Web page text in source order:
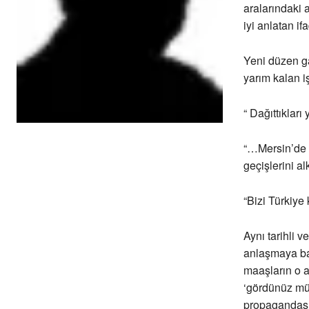
aralarındaki
iyi anlatan
Yeni düzen
yarım kalan
“
geçişlerini
“Bizi Türkiye
Aynı tarihli
anlaşmaya
maaşların o
‘gördünüz